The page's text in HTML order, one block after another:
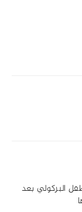
البركولي بعد